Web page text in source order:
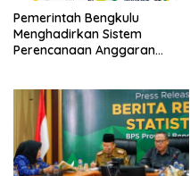
Pemerintah Bengkulu
Menghadirkan Sistem
Perencanaan Anggaran